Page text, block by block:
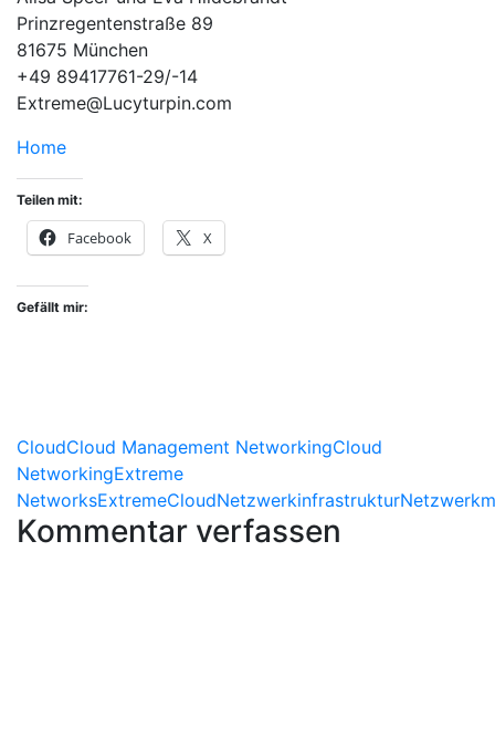
Prinzregentenstraße 89
81675 München
+49 89417761-29/-14
Extreme@Lucyturpin.com
Home
Teilen mit:
Facebook X
Gefällt mir:
CloudCloud Management NetworkingCloud
NetworkingExtreme
NetworksExtremeCloudNetzwerkinfrastruktur
Kommentar verfassen